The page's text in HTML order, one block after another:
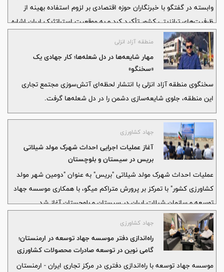
وابسته در گفتگو با خبرنگاران حوزه اقتصادی بر لزوم استفاده بهینه از
ظرفیت‌های ترانزیتی کشور تأکید کرد و به موقعیت استراتژیک ایران اشاره
نمود.
منطقه آزاد انزلی
مهار شایعه‌ها در دل شعله‌ها؛ کار جهادی یک
«سخنگو»
سخنگوی منطقه آزاد انزلی با انتشار لحظه‌ای آتش‌سوزی مجتمع تجاری
این منطقه، جلوی شایعه‌سازی دشمن را در دل شعله‌ها گرفت.
جهاد کشاورزی
آغاز عملیات اجرایی احداث شهرک مولد شیلاتی
بریس در سیستان و بلوچستان
عملیات احداث شهرک مولد شیلاتی "بریس" به عنوان "دومین شهر مولد
کشاورزی کشور" با تمرکز بر پرورش متراکم میگو، با همکاری موسسه جهاد
توسعه و سازمان شیلات ایران در سیستان و بلوچستان آغاز شد.
جهاد کشاورزی
راه‌اندازی دفتر موسسه جهاد توسعه در ارمنستان؛
گامی نوین در توسعه صادرات محصولات کشاورزی
ایران
موسسه جهاد توسعه با راه‌اندازی دفتری در مرکز تجاری ایران - ارمنستان